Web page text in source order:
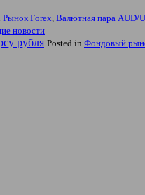
Рынок Forex, Валютная пара AUD/
новости
рубля Posted in Фондовый